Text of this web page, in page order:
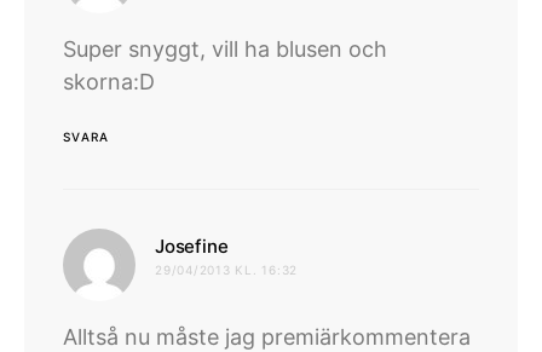
Super snyggt, vill ha blusen och
skorna:D
SVARA
Josefine
29/04/2013 KL. 16:32
Alltså nu måste jag premiärkommentera